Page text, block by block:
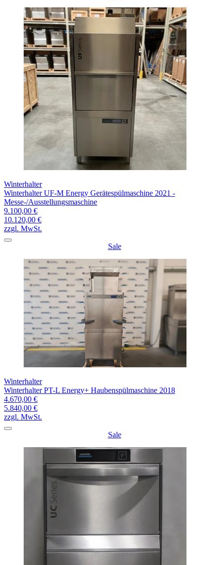
Winterhalter
Winterhalter UF-M Energy Gerätespülmaschine 2021 -
Messe‑/Ausstellungsmaschine
9.100,00 €
10.120,00 €
zzgl. MwSt.
Sale
Winterhalter
Winterhalter PT-L Energy+ Haubenspülmaschine 2018
4.670,00 €
5.840,00 €
zzgl. MwSt.
Sale